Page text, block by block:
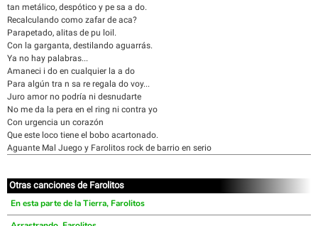
tan metálico, despótico y pe sa a do.
Recalculando como zafar de aca?
Parapetado, alitas de pu loil.
Con la garganta, destilando aguarrás.
Ya no hay palabras...
Amaneci i do en cualquier la a do
Para algún tra n sa re regala do voy...
Juro amor no podría ni desnudarte
No me da la pera en el ring ni contra yo
Con urgencia un corazón
Que este loco tiene el bobo acartonado.
Aguante Mal Juego y Farolitos rock de barrio en serio
Otras canciones de Farolitos
En esta parte de la Tierra, Farolitos